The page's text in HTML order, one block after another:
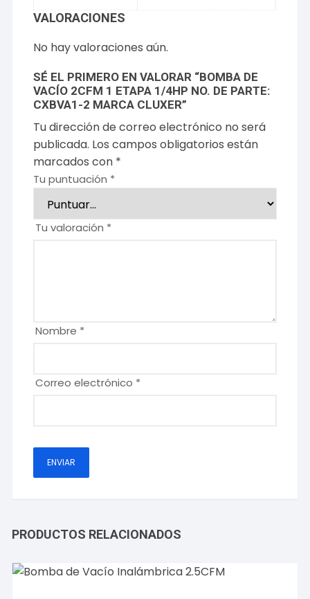
VALORACIONES
No hay valoraciones aún.
SÉ EL PRIMERO EN VALORAR “BOMBA DE
VACÍO 2CFM 1 ETAPA 1/4HP NO. DE PARTE:
CXBVA1-2 MARCA CLUXER”
Tu dirección de correo electrónico no será
publicada. Los campos obligatorios están
marcados con *
Tu puntuación *
Tu valoración *
Nombre *
Correo electrónico *
PRODUCTOS RELACIONADOS